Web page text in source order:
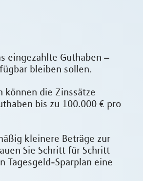
eingezahlte Guthaben –
bleiben sollen.
können die Zinssätze
bis zu 100.000 € pro
kleinere Beträge zur
Sie Schritt für Schritt
Tagesgeld-Sparplan eine